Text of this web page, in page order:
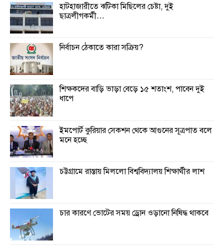
হাটহাজারীতে ঝটিকা মিছিলের চেষ্টা, দুই
ছাত্রলীগকর্মী…
নির্বাচন ঠেকাতে কারা সক্রিয়?
শিক্ষকদের বাড়ি ভাড়া বেড়ে ১৫ শতাংশ, পাবেন দুই
ধাপে
ইমপোর্ট কুরিয়ার সেকশন থেকে আগুনের সূত্রপাত বলে
মনে হচ্ছে
চট্টগ্রামে রাস্তায় মিললো বিশ্ববিদ্যালয় শিক্ষার্থীর লাশ
চার কারণে ভোটের সময় ড্রোন ওড়ানো নিষিদ্ধ থাকবে